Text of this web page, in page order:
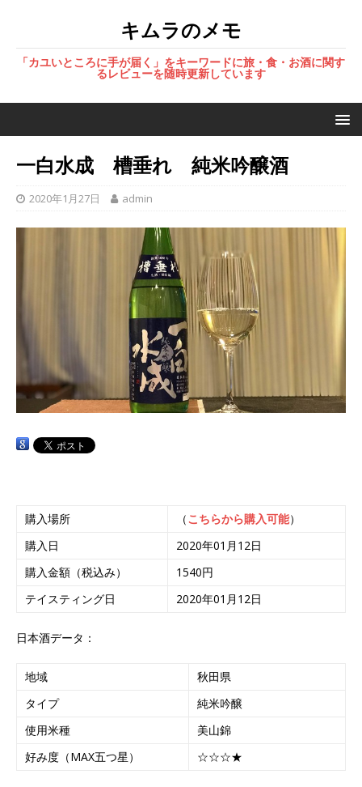
キムラのメモ
「カユいところに手が届く」をキーワードに旅・食・お酒に関す
るレビューを随時更新しています
一白水成 槽垂れ 純米吟醸酒
2020年1月27日 admin
購入場所 （こちらから購入可能）
購入日
2020年01月12日
購入金額（税込み）
1540円
テイスティング日
2020年01月12日
日本酒データ：
地域
秋田県
タイプ
純米吟醸
使用米種
美山錦
好み度（MAX五つ星）
☆☆☆★